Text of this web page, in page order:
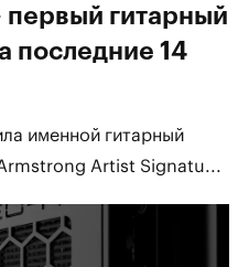
гитарный
последние 14
именной гитарный
Artist Signatu...